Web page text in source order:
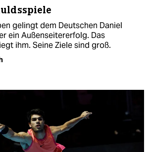
gelingt dem Deutschen Daniel
ein Außenseitererfolg. Das
ihm. Seine Ziele sind groß.